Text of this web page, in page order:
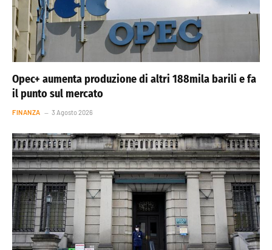
Opec+ aumenta produzione di altri 188mila barili e fa
il punto sul mercato
FINANZA 3 Agosto 2026